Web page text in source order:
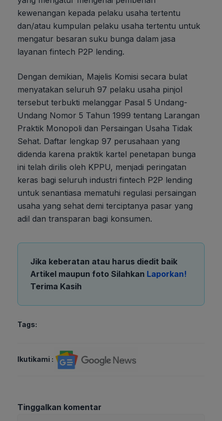
kewenangan kepada pelaku usaha tertentu
dan/atau kumpulan pelaku usaha tertentu untuk
mengatur besaran suku bunga dalam jasa
layanan fintech P2P lending.
Dengan demikian, Majelis Komisi secara bulat
menyatakan seluruh 97 pelaku usaha pinjol
tersebut terbukti melanggar Pasal 5 Undang-
Undang Nomor 5 Tahun 1999 tentang Larangan
Praktik Monopoli dan Persaingan Usaha Tidak
Sehat. Daftar lengkap 97 perusahaan yang
didenda karena praktik kartel penetapan bunga
ini telah dirilis oleh KPPU, menjadi peringatan
keras bagi seluruh industri fintech P2P lending
untuk senantiasa mematuhi regulasi persaingan
usaha yang sehat demi terciptanya pasar yang
adil dan transparan bagi konsumen.
Jika keberatan atau harus diedit baik
Artikel maupun foto Silahkan Laporkan!
Terima Kasih
Tags:
Ikutikami :
Tinggalkan komentar